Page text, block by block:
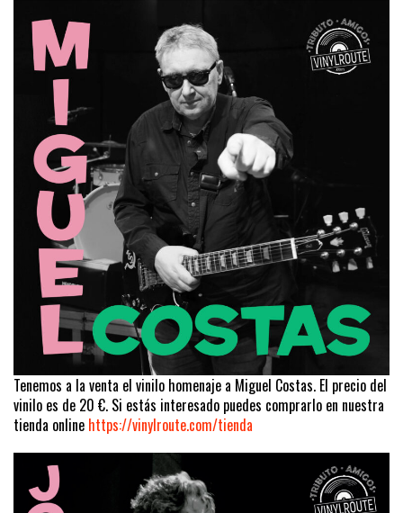
Tenemos a la venta el vinilo homenaje a Miguel Costas. El precio del
vinilo es de 20 €. Si estás interesado puedes comprarlo en nuestra
tienda online https://vinylroute.com/tienda